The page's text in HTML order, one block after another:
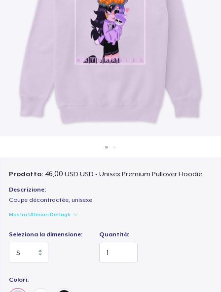
Vendi ovunque
Vendi qualsiasi cosa
Prodotto: 46,00 USD USD - Unisex Premium Pullover Hoodie
Descrizione:
Coupe décontractée, unisexe
Mostra Ulteriori Dettagli
Seleziona la dimensione: Quantità:
Colori: